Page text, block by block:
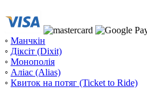
◦ Манчкін
◦ Діксіт (Dixit)
◦ Монополія
◦ Аліас (Alias)
◦ Квиток на потяг (Ticket to Ride)